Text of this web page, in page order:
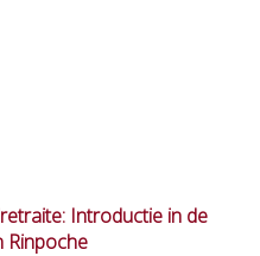
Introductie in de
Rinpoche